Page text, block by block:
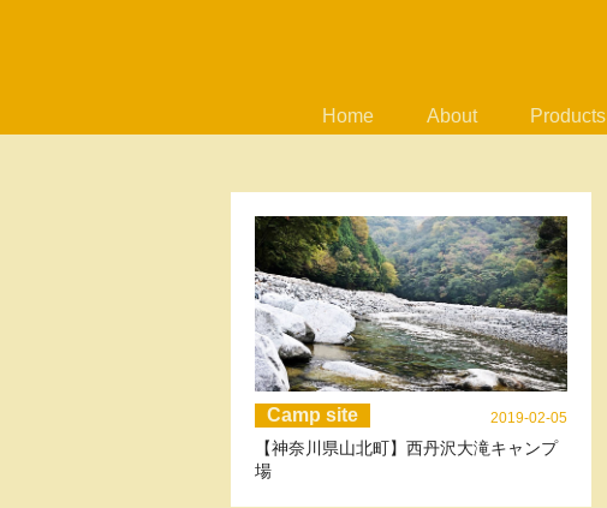
Home About Products
Camp site 2019-02-05
【神奈川県山北町】西丹沢大滝キャンプ
場